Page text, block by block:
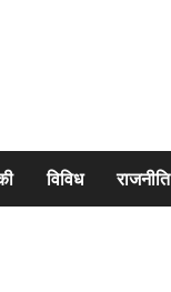
विविध राजनीति